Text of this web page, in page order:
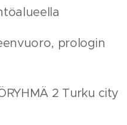
prologin
2 Turku city